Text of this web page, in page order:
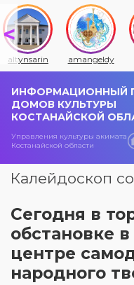
altynsarin amangeldy
ИНФОРМАЦИОННЫЙ
ДОМОВ КУЛЬТУРЫ
КОСТАНАЙСКОЙ
Управления культуры акимата
Костанайской области
Калейдоскоп
Сегодня в
обстановке
центре
народного